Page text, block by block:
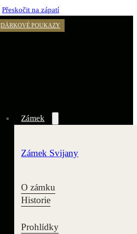
Přeskočit na zápatí
DÁRKOVÉ POUKAZY
Zámek
Zámek Svijany
O zámku
Historie
Prohlídky